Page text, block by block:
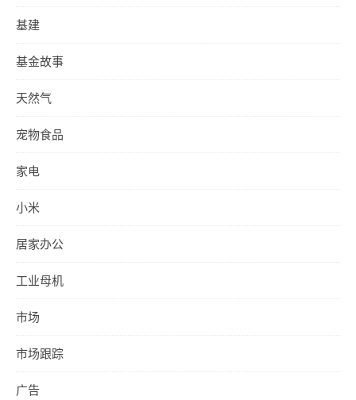
基建
基金故事
天然气
宠物食品
家电
小米
居家办公
工业母机
市场
市场跟踪
广告